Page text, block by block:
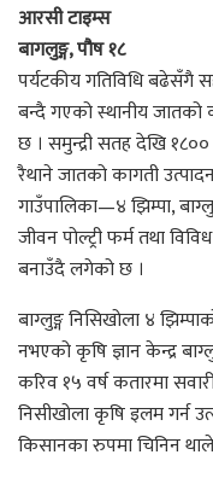
आरसी टाइम्स
बागलुङ्ग, पौष १८
पर्यटकीय गतिविधि बढेसँगै
बन्दै गएको स्थानीय जातको
छ । समुन्द्री सतह देखि
रैथाने जातको कागती
गाउँपालिका—४ झिम्पा,
जीवन पोल्ट्री फर्म तथा
बनाउँदै लगेको छ ।
बाग्लुङ्ग निसिखोला ४
नभएको कृषि ज्ञान केन्द्र
करिव १५ वर्ष कतारमा
निसीखोला कृषि इलम गर्न
किसानका रुपमा चिनिन